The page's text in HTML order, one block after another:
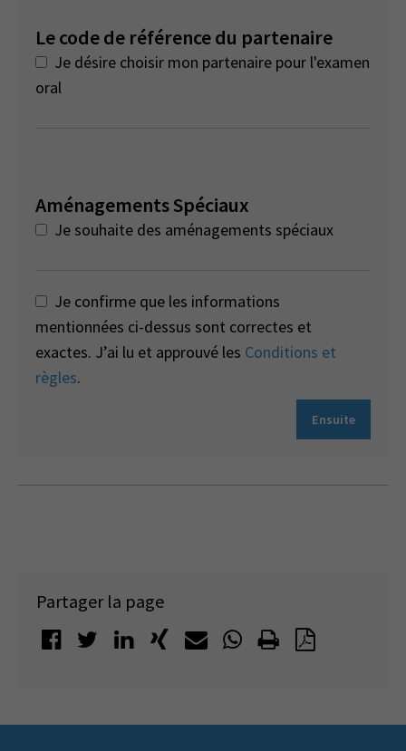
Le code de référence du partenaire
Je désire choisir mon partenaire pour l'examen
oral
Aménagements Spéciaux
Je souhaite des aménagements spéciaux
Je confirme que les informations
mentionnées ci-dessus sont correctes et
exactes. J’ai lu et approuvé les Conditions et
règles.
Ensuite
Partager la page